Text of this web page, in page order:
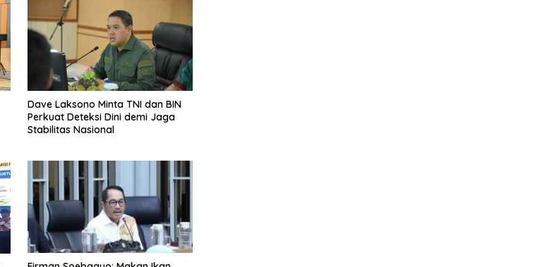
Dave Laksono Minta TNI dan BIN
Perkuat Deteksi Dini demi Jaga
Stabilitas Nasional